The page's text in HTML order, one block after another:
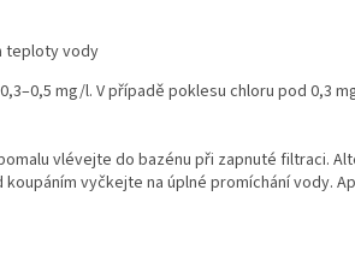
teploty vody
mg/l. V případě poklesu chloru pod 0,3
vlévejte do bazénu při zapnuté filtraci.
vyčkejte na úplné promíchání vody.